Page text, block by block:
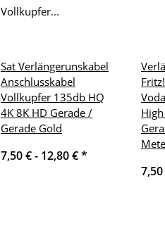
Sat Verlängerunskabel
Anschlusskabel
Vollkupfer 135db HQ
4K 8K HD Gerade /
Gerade Gold
7,50 € - 12,80 €*